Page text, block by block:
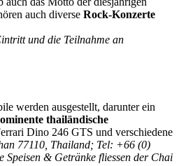
auch diverse Rock-Konzerte
und die Teilnahme an
werden ausgestellt, darunter ein
thailändische
Dino 246 GTS und verschiedene
77110, Thailand; Tel: +66 (0)
& Getränke fliessen der Chai